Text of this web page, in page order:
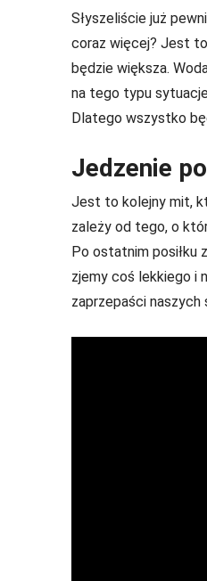
Słyszeliście już
coraz więcej? Jest
będzie większa.
na tego typu
Dlatego wszystko
Jedzenie
Jest to kolejny mit,
zależy od tego, o
Po ostatnim posiłku
zjemy coś lekkiego i
zaprzepaści